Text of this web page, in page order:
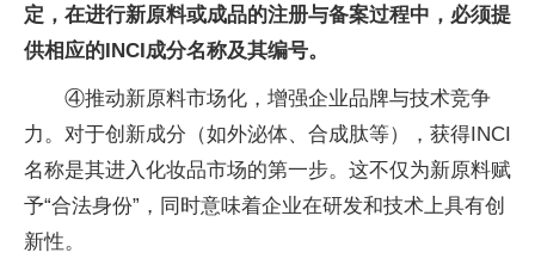
定， 在进行新原料或成品的注册与备案过程中，必须提
供相应的INCI成分名称及其编号。
④推动新原料市场化，增强企业品牌与技术竞争
力。对于创新成分（如外泌体、合成肽等），获得INCI
名称是其进入化妆品市场的第一步。这不仅为新原料赋
予“合法身份”，同时意味着企业在研发和技术上具有创
新性。